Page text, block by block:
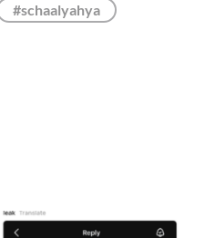
#schaalyahya